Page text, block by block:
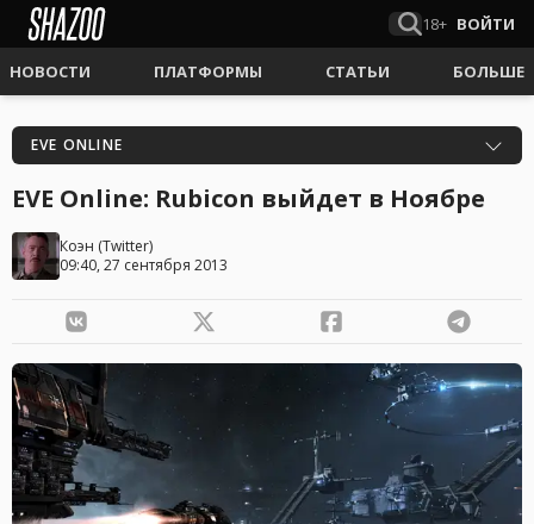
18+ ВОЙТИ
НОВОСТИ ПЛАТФОРМЫ СТАТЬИ БОЛЬШЕ
EVE ONLINE
EVE Online: Rubicon выйдет в Ноябре
Коэн (Twitter)
09:40, 27 сентября 2013